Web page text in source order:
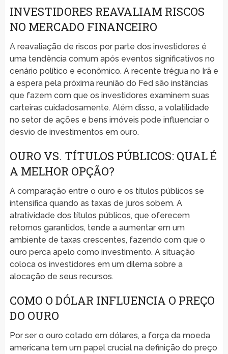
INVESTIDORES REAVALIAM RISCOS
NO MERCADO FINANCEIRO
A reavaliação de riscos por parte dos investidores é
uma tendência comum após eventos significativos no
cenário político e econômico. A recente trégua no Irã e
a espera pela próxima reunião do Fed são instâncias
que fazem com que os investidores examinem suas
carteiras cuidadosamente. Além disso, a volatilidade
no setor de ações e bens imóveis pode influenciar o
desvio de investimentos em ouro.
OURO VS. TÍTULOS PÚBLICOS: QUAL É
A MELHOR OPÇÃO?
A comparação entre o ouro e os títulos públicos se
intensifica quando as taxas de juros sobem. A
atratividade dos títulos públicos, que oferecem
retornos garantidos, tende a aumentar em um
ambiente de taxas crescentes, fazendo com que o
ouro perca apelo como investimento. A situação
coloca os investidores em um dilema sobre a
alocação de seus recursos.
COMO O DÓLAR INFLUENCIA O PREÇO
DO OURO
Por ser o ouro cotado em dólares, a força da moeda
americana tem um papel crucial na definição do preço